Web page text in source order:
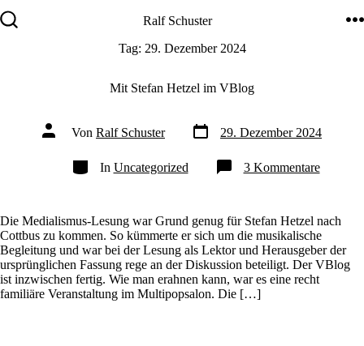
Inhalt
Ralf Schuster
Tag: 29. Dezember 2024
Mit Stefan Hetzel im VBlog
Beitragsautor
Von Ralf Schuster Veröffentlichungsdatum
29. Dezember 2024
Kategorien
In Uncategorized 3 Kommentarezu
im
VBlog
Die Medialismus-Lesung war Grund genug für Stefan Hetzel nach
Cottbus zu kommen. So kümmerte er sich um die musikalische
Begleitung und war bei der Lesung als Lektor und Herausgeber der
ursprünglichen Fassung rege an der Diskussion beteiligt. Der VBlog
ist inzwischen fertig. Wie man erahnen kann, war es eine recht
familiäre Veranstaltung im Multipopsalon. Die […]